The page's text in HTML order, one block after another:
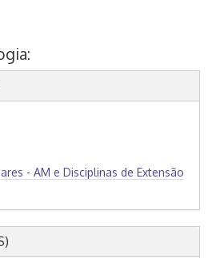
- AM e Disciplinas de Extensão